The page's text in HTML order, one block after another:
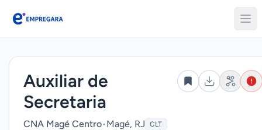
Empregara
Auxiliar de
Secretaria
CNA Magé Centro•Magé, RJ CLT